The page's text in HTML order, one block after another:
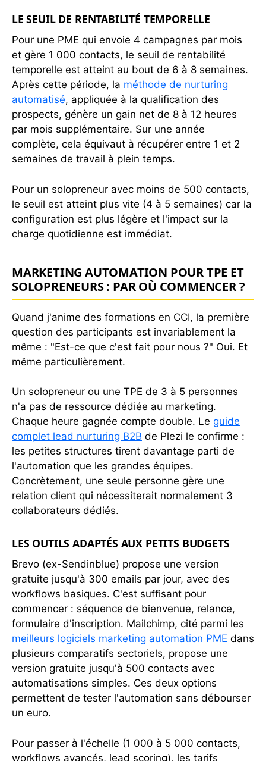
LE SEUIL DE RENTABILITÉ TEMPORELLE
Pour une PME qui envoie 4 campagnes par mois
et gère 1 000 contacts, le seuil de rentabilité
temporelle est atteint au bout de 6 à 8 semaines.
Après cette période, la méthode de nurturing
automatisé, appliquée à la qualification des
prospects, génère un gain net de 8 à 12 heures
par mois supplémentaire. Sur une année
complète, cela équivaut à récupérer entre 1 et 2
semaines de travail à plein temps.
Pour un solopreneur avec moins de 500 contacts,
le seuil est atteint plus vite (4 à 5 semaines) car la
configuration est plus légère et l'impact sur la
charge quotidienne est immédiat.
MARKETING AUTOMATION POUR TPE ET
SOLOPRENEURS : PAR OÙ COMMENCER ?
Quand j'anime des formations en CCI, la première
question des participants est invariablement la
même : "Est-ce que c'est fait pour nous ?" Oui. Et
même particulièrement.
Un solopreneur ou une TPE de 3 à 5 personnes
n'a pas de ressource dédiée au marketing.
Chaque heure gagnée compte double. Le guide
complet lead nurturing B2B de Plezi le confirme :
les petites structures tirent davantage parti de
l'automation que les grandes équipes.
Concrètement, une seule personne gère une
relation client qui nécessiterait normalement 3
collaborateurs dédiés.
LES OUTILS ADAPTÉS AUX PETITS BUDGETS
Brevo (ex-Sendinblue) propose une version
gratuite jusqu'à 300 emails par jour, avec des
workflows basiques. C'est suffisant pour
commencer : séquence de bienvenue, relance,
formulaire d'inscription. Mailchimp, cité parmi les
meilleurs logiciels marketing automation PME dans
plusieurs comparatifs sectoriels, propose une
version gratuite jusqu'à 500 contacts avec
automatisations simples. Ces deux options
permettent de tester l'automation sans débourser
un euro.
Pour passer à l'échelle (1 000 à 5 000 contacts,
workflows avancés, lead scoring), les tarifs